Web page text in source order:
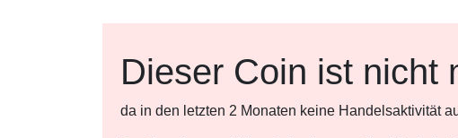
Dieser Coin ist nicht
da in den letzten 2 Monaten keine Handelsaktivität